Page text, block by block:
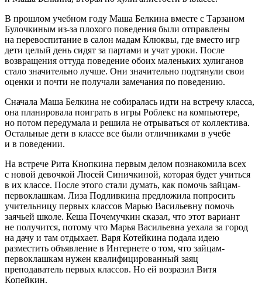
В прошлом учебном году Маша Белкина вместе с Тарзаном
Булочкиным из-за плохого поведения были отправлены
на перевоспитание в салон мадам Клюквы, где вместо игр
дети целый день сидят за партами и учат уроки. После
возвращения оттуда поведение обоих маленьких хулиганов
стало значительно лучше. Они значительно подтянули свои
оценки и почти не получали замечания по поведению.
Сначала Маша Белкина не собиралась идти на встречу класса,
она планировала поиграть в игры Роблекс на компьютере,
но потом передумала и решила не отрываться от коллектива.
Остальные дети в классе все были отличниками в учебе
и в поведении.
На встрече Рита Кнопкина первым делом познакомила всех
с новой девочкой Люсей Синичкиной, которая будет учиться
в их классе. После этого стали думать, как помочь зайцам-
первоклашкам. Лиза Подливкина предложила попросить
учительницу первых классов Марью Васильевну помочь
заячьей школе. Кеша Почемучкин сказал, что этот вариант
не получится, потому что Марья Васильевна уехала за город
на дачу и там отдыхает. Варя Котейкина подала идею
разместить объявление в Интернете о том, что зайцам-
первоклашкам нужен квалифицированный заяц
преподаватель первых классов. Но ей возразил Витя
Копейкин.